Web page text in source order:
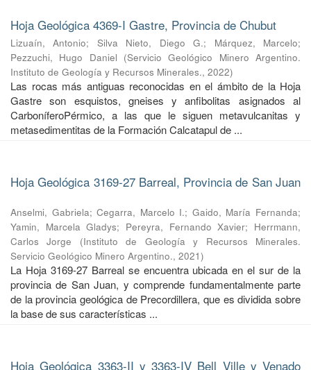
Hoja Geológica 4369-I Gastre, Provincia de Chubut
Lizuaín, Antonio; Silva Nieto, Diego G.; Márquez, Marcelo;
Pezzuchi, Hugo Daniel (Servicio Geológico Minero Argentino.
Instituto de Geología y Recursos Minerales., 2022)
Las rocas más antiguas reconocidas en el ámbito de la Hoja
Gastre son esquistos, gneises y anfibolitas asignados al
CarboníferoPérmico, a las que le siguen metavulcanitas y
metasedimentitas de la Formación Calcatapul de ...
Hoja Geológica 3169-27 Barreal, Provincia de San Juan
Anselmi, Gabriela;Cegarra, Marcelo I.; Gaido, María Fernanda;
Yamin, Marcela Gladys; Pereyra, Fernando Xavier; Herrmann,
Carlos Jorge
(Instituto de Geología y Recursos Minerales.
Servicio Geológico Minero Argentino., 2021)
La Hoja 3169-27 Barreal se encuentra ubicada en el sur de la
provincia de San Juan, y comprende fundamentalmente parte
de la provincia geológica de Precordillera, que es dividida sobre
la base de sus características ...
Hoja Geológica 3363-II y 3363-IV Bell Ville y Venado